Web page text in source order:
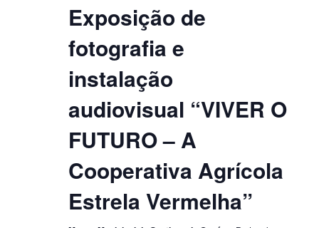
Exposição de
fotografia e
instalação
audiovisual “VIVER O
FUTURO – A
Cooperativa Agrícola
Estrela Vermelha”